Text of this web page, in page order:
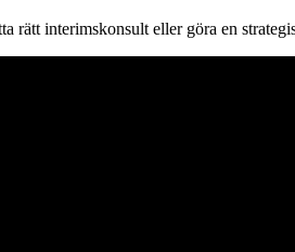
rätt interimskonsult eller göra en